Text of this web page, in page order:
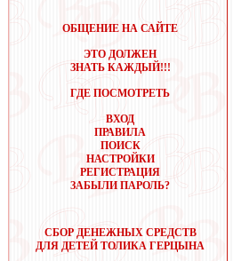
ОБЩЕНИЕ НА САЙТЕ
ЭТО ДОЛЖЕН
ЗНАТЬ КАЖДЫЙ!!!
ГДЕ ПОСМОТРЕТЬ
ВХОД
ПРАВИЛА
ПОИСК
НАСТРОЙКИ
РЕГИСТРАЦИЯ
ЗАБЫЛИ ПАРОЛЬ?
СБОР ДЕНЕЖНЫХ СРЕДСТВ
ДЛЯ ДЕТЕЙ ТОЛИКА ГЕРЦЫНА